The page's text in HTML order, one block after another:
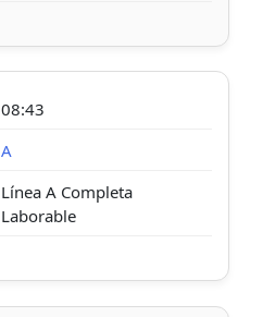
08:43
A
Línea A Completa
Laborable